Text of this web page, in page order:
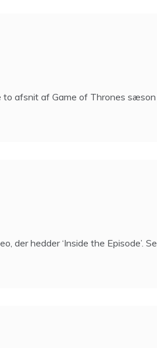
afsnit af Game of Thrones sæson
der hedder ‘Inside the Episode’. Se